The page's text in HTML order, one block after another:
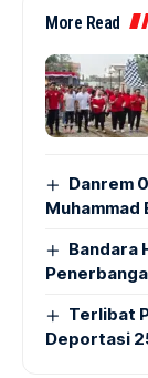
More Read
Danrem
Bandara
Terlibat
Deportasi